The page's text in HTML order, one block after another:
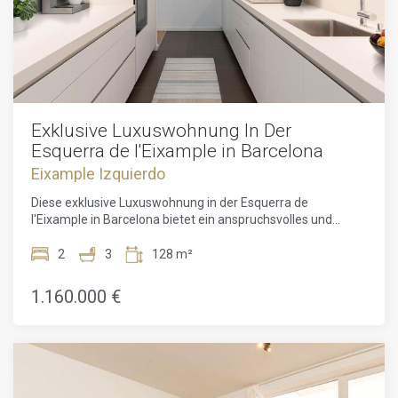
Exklusive Luxuswohnung In Der
Esquerra de l'Eixample in Barcelona
Eixample Izquierdo
Diese exklusive Luxuswohnung in der Esquerra de
l'Eixample in Barcelona bietet ein anspruchsvolles und
prestigeträchtigsten und zentralsten Gegenden der Stadt.
hochwertige Immobilie nach den höchsten Standards in
Bezug auf Qualität und Nachhaltigkeit entworfen und bietet
großzügigen Fläche von 127 m² ist die Wohnung
harmonisch gestaltet und schafft geräumige und gut
genutzte Bereiche. Sie verfügt über zwei große
2 3 128 m²
1.160.000 €